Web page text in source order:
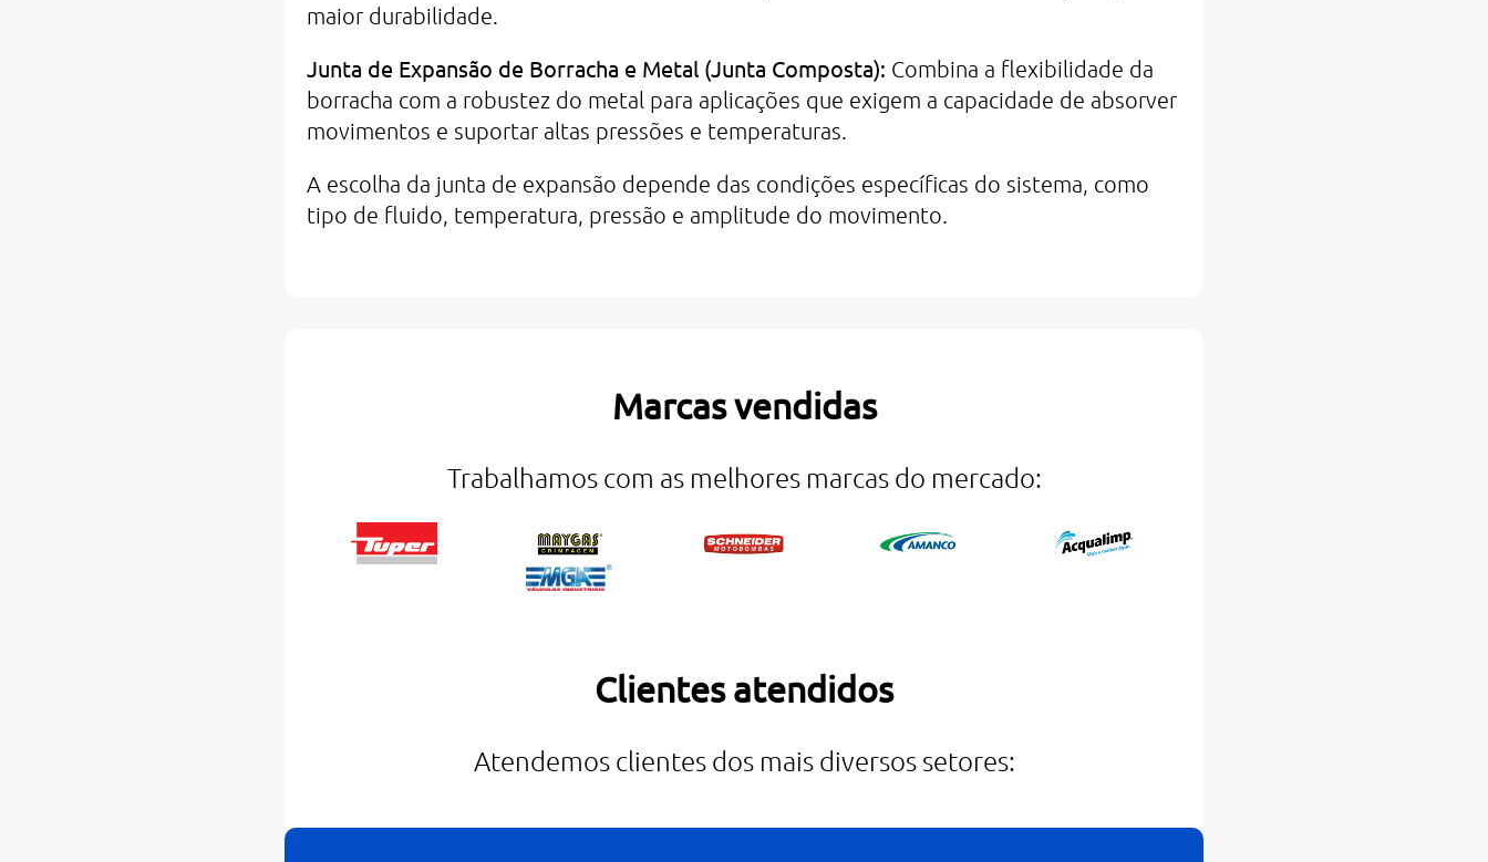
maior durabilidade.
Junta de Expansão de Borracha e Metal (Junta Composta): Combina a flexibilidade da
borracha com a robustez do metal para aplicações que exigem a capacidade de absorver
movimentos e suportar altas pressões e temperaturas.
A escolha da junta de expansão depende das condições específicas do sistema, como
tipo de fluido, temperatura, pressão e amplitude do movimento.
Marcas vendidas
Trabalhamos com as melhores marcas do mercado:
Clientes atendidos
Atendemos clientes dos mais diversos setores: